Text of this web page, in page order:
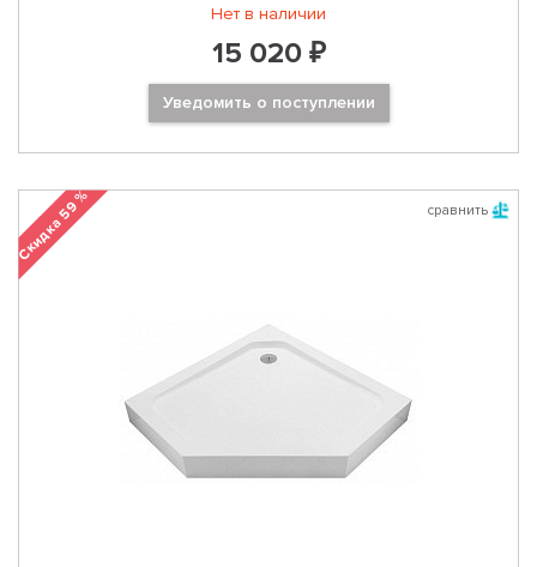
Нет в наличии
15 020 ₽
Уведомить о поступлении
сравнить
Скидка 59 %